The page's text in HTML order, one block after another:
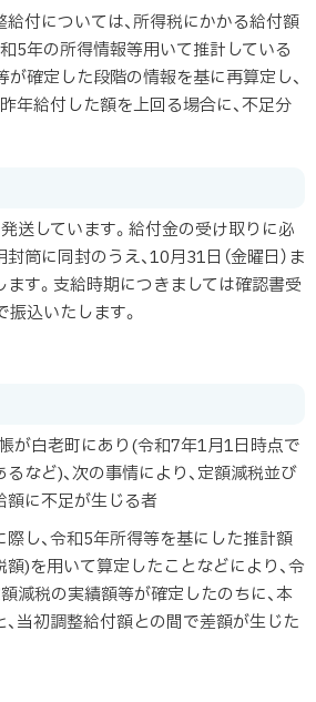
付については、所得税にかかる給付額
5年の所得情報等用いて推計している
が確定した段階の情報を基に再算定し、
年給付した額を上回る場合に、不足分
送しています。給付金の受け取りに必
筒に同封のうえ、10月31日（金曜日）ま
す。支給時期につきましては確認書受
振込いたします。
が白老町にあり(令和7年1月1日時点で
など)、次の事情により、定額減税並び
額に不足が生じる者
し、令和5年所得等を基にした推計額
)を用いて算定したことなどにより、令
減税の実績額等が確定したのちに、本
当初調整給付額との間で差額が生じた